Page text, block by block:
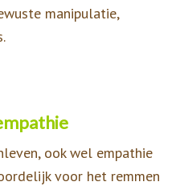
manipulatie,
ook wel empathie
voor het remmen